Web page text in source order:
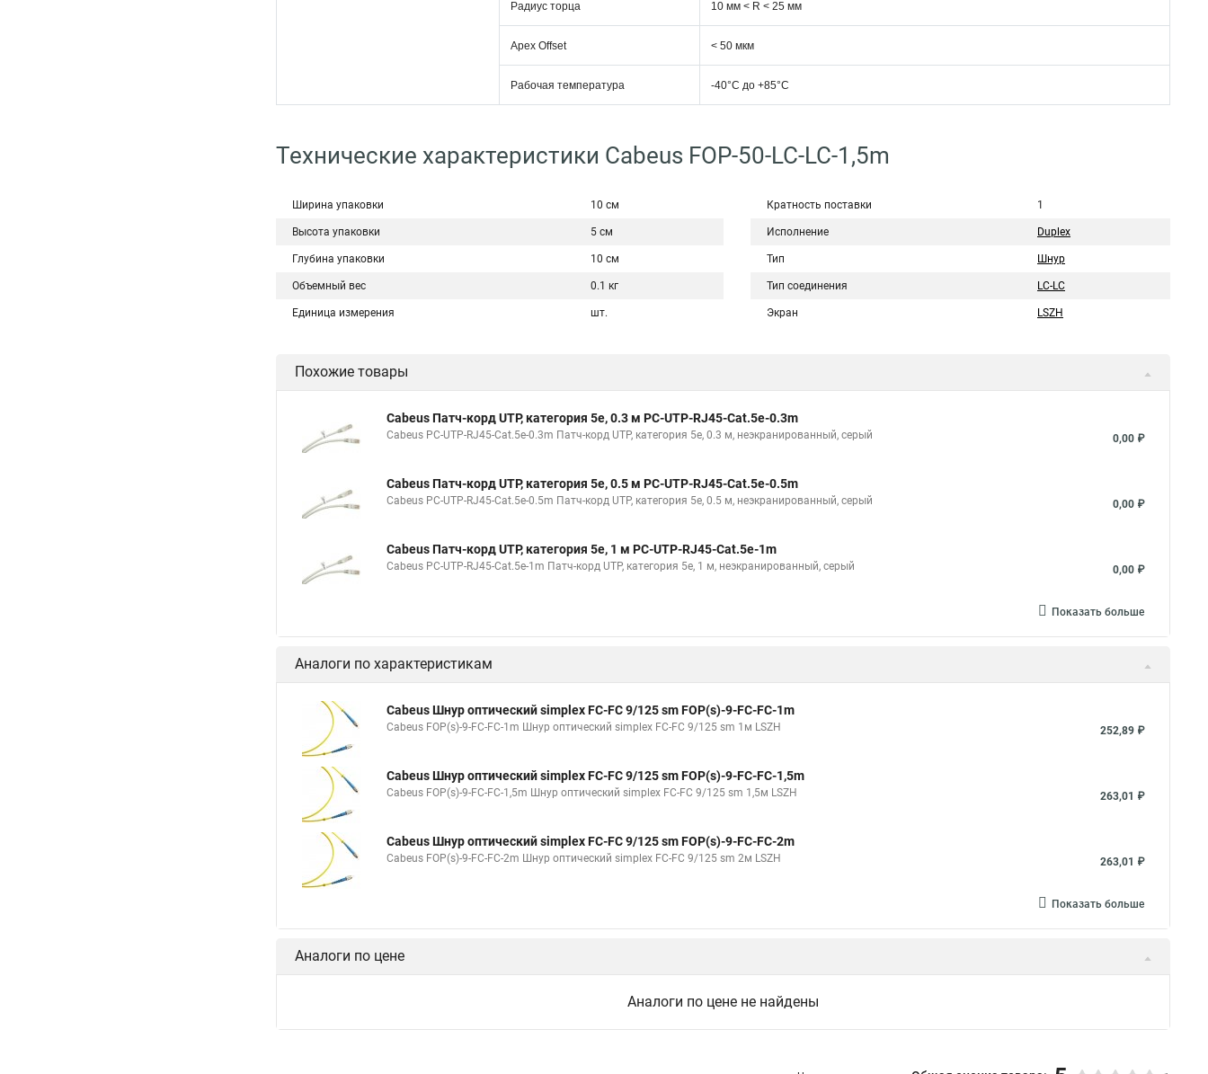
Радиус торца 10 мм < R < 25 мм
Apex Offset < 50 мкм
Рабочая температура -40°C дo +85°C
Технические характеристики Cabeus FOP-50-LC-LC-1,5m
Ширина упаковки 10 см
Высота упаковки 5 см
Глубина упаковки 10 см
Объемный вес 0.1 кг
Единица измерения шт.
Кратность поставки 1
Исполнение Duplex
Тип Шнур
Тип соединения LC-LC
Экран LSZH
Похожие товары
Cabeus Патч-корд UTP, категория 5e, 0.3 м PC-UTP-RJ45-Cat.5e-0.3m
Cabeus PC-UTP-RJ45-Cat.5e-0.3m Патч-корд UTP, категория 5e, 0.3 м, неэкранированный, серый 0,00 ₽
Cabeus Патч-корд UTP, категория 5e, 0.5 м PC-UTP-RJ45-Cat.5e-0.5m
Cabeus PC-UTP-RJ45-Cat.5e-0.5m Патч-корд UTP, категория 5e, 0.5 м, неэкранированный, серый 0,00 ₽
Cabeus Патч-корд UTP, категория 5e, 1 м PC-UTP-RJ45-Cat.5e-1m
Cabeus PC-UTP-RJ45-Cat.5e-1m Патч-корд UTP, категория 5e, 1 м, неэкранированный, серый 0,00 ₽
Показать больше
Аналоги по характеристикам
Cabeus Шнур оптический simplex FC-FC 9/125 sm FOP(s)-9-FC-FC-1m
Cabeus FOP(s)-9-FC-FC-1m Шнур оптический simplex FC-FC 9/125 sm 1м LSZH 252,89 ₽
Cabeus Шнур оптический simplex FC-FC 9/125 sm FOP(s)-9-FC-FC-1,5m
Cabeus FOP(s)-9-FC-FC-1,5m Шнур оптический simplex FC-FC 9/125 sm 1,5м LSZH 263,01 ₽
Cabeus Шнур оптический simplex FC-FC 9/125 sm FOP(s)-9-FC-FC-2m
Cabeus FOP(s)-9-FC-FC-2m Шнур оптический simplex FC-FC 9/125 sm 2м LSZH 263,01 ₽
Показать больше
Аналоги по цене
Аналоги по цене не найдены